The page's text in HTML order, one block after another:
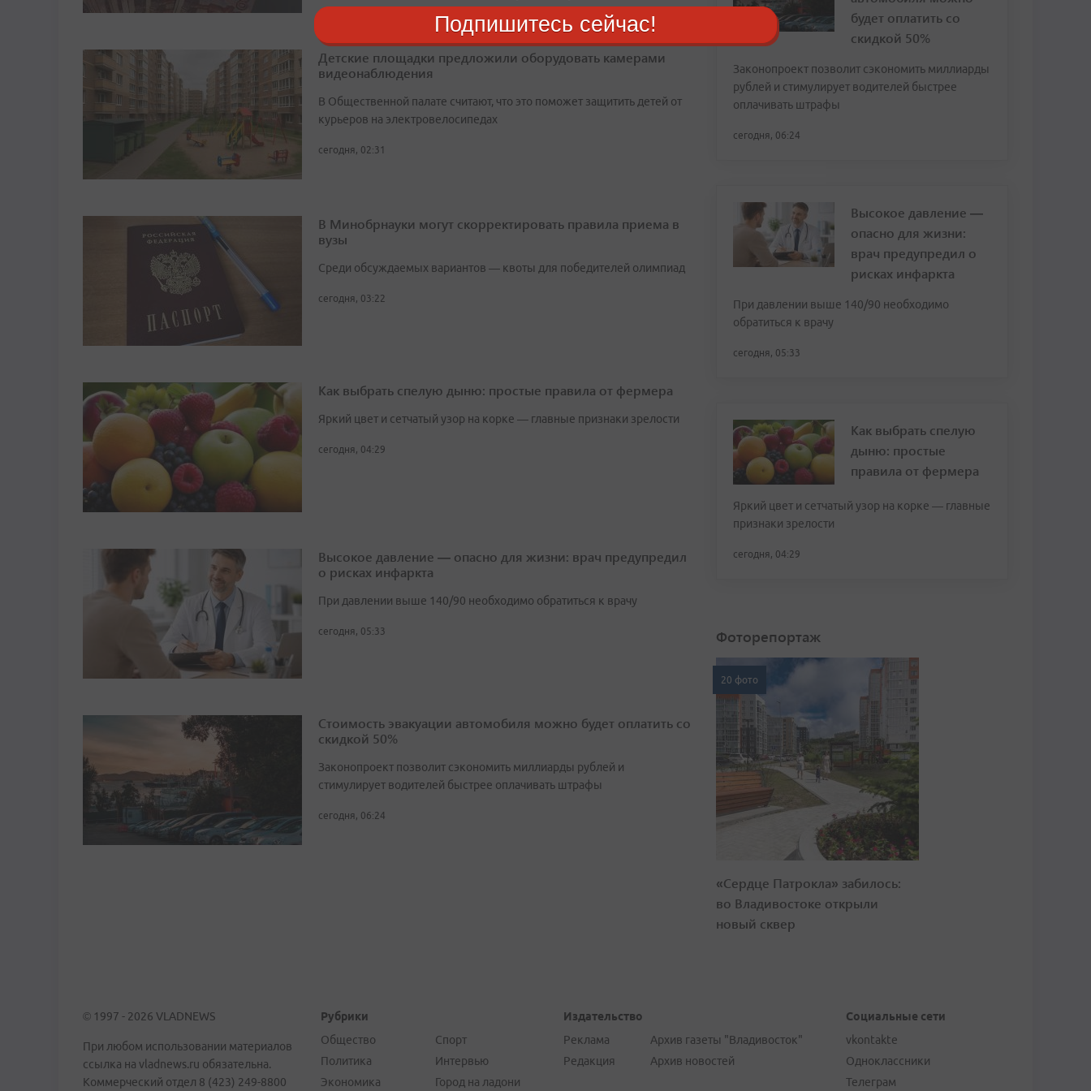
Детские площадки предложили оборудовать камерами
видеонаблюдения
В Общественной палате считают, что это поможет защитить детей от
курьеров на электровелосипедах
сегодня, 02:31
В Минобрнауки могут скорректировать правила приема в
вузы
Среди обсуждаемых вариантов — квоты для победителей олимпиад
сегодня, 03:22
Как выбрать спелую дыню: простые правила от фермера
Яркий цвет и сетчатый узор на корке — главные признаки зрелости
сегодня, 04:29
Высокое давление — опасно для жизни: врач предупредил
о рисках инфаркта
При давлении выше 140/90 необходимо обратиться к врачу
сегодня, 05:33
Стоимость эвакуации автомобиля можно будет оплатить со
скидкой 50%
Законопроект позволит сэкономить миллиарды рублей и
стимулирует водителей быстрее оплачивать штрафы
сегодня, 06:24
будет оплатить со
скидкой 50%
Законопроект позволит сэкономить миллиарды
рублей и стимулирует водителей быстрее
оплачивать штрафы
сегодня, 06:24
Высокое давление —
опасно для жизни:
врач предупредил о
рисках инфаркта
При давлении выше 140/90 необходимо
обратиться к врачу
сегодня, 05:33
Как выбрать спелую
дыню: простые
правила от фермера
Яркий цвет и сетчатый узор на корке — главные
признаки зрелости
сегодня, 04:29
Фоторепортаж
20 фото
«Сердце Патрокла» забилось:
во Владивостоке открыли
новый сквер
© 1997 - 2026 VLADNEWS
При любом использовании материалов
ссылка на vladnews.ru обязательна.
Коммерческий отдел 8 (423) 249-8800
Рубрики
Общество
Политика
Экономика
Спорт
Интервью
Город на ладони
Издательство
Реклама
Редакция
Архив газеты "Владивосток"
Архив новостей
Социальные сети
vkontakte
Одноклассники
Телеграм
Подпишитесь сейчас!